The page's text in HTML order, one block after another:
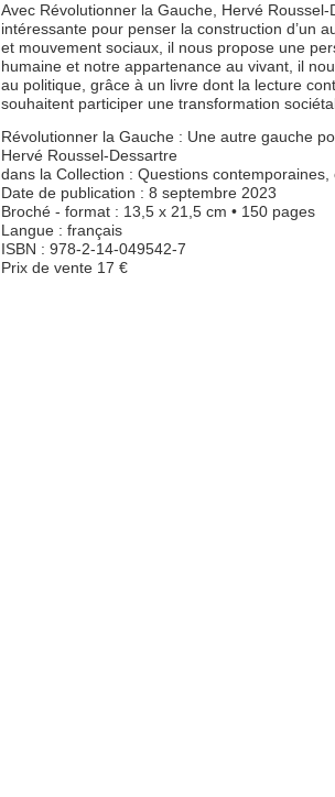
Avec Révolutionner la Gauche, Hervé
intéressante pour penser la construction d’un
et mouvement sociaux, il nous propose une
humaine et notre appartenance au vivant, il
au politique, grâce à un livre dont la lecture
souhaitent participer une transformation
Révolutionner la Gauche : Une autre gauche
Hervé Roussel-Dessartre
dans la Collection : Questions contemporaines,
Date de publication : 8 septembre 2023
Broché - format : 13,5 x 21,5 cm • 150 pages
Langue : français
ISBN : 978-2-14-049542-7
Prix de vente 17 €